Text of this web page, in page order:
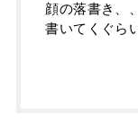
顔の落書き、
書いてくぐら